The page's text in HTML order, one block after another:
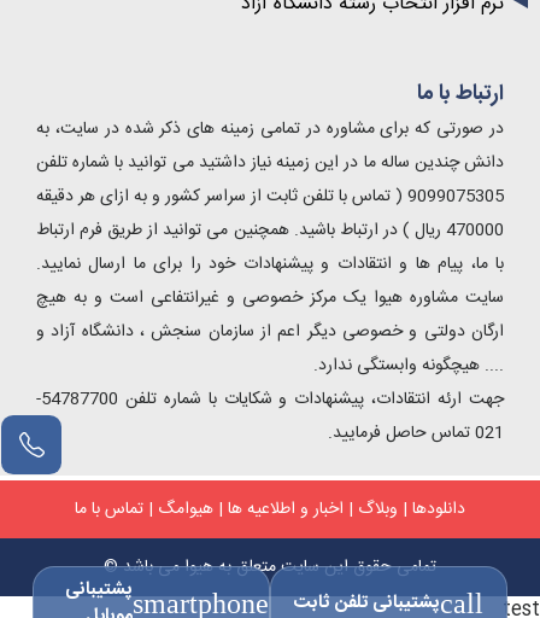
ارتباط با ما
در صورتی که برای مشاوره در تمامی زمینه های ذکر شده در سایت، به
دانش چندین ساله ما در این زمینه نیاز داشتید می توانید با شماره تلفن
9099075305 ( تماس با تلفن ثابت از سراسر کشور و به ازای هر دقیقه
470000 ریال ) در ارتباط باشید. همچنین می توانید از طریق فرم ارتباط
با ما، پیام ها و انتقادات و پیشنهادات خود را برای ما ارسال نمایید.
سایت مشاوره هیوا یک مرکز خصوصی و غیرانتفاعی است و به هیچ
ارگان دولتی و خصوصی دیگر اعم از سازمان سنجش ، دانشگاه آزاد و
.... هیچگونه وابستگی ندارد.
جهت ارئه انتقادات، پیشنهادات و شکایات با شماره تلفن 54787700-
021 تماس حاصل فرمایید.
دانلودها | وبلاگ | اخبار و اطلاعیه ها | هیوامگ | تماس با ما
تمامی حقوق این سایت متعلق به هیوا می باشد ©
test
callپشتیبانی تلفن ثابت smartphoneپشتیبانی